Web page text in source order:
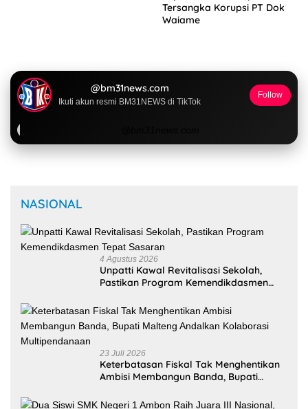
Tersangka Korupsi PT Dok
Waiame
@bm31news.com
Ikuti akun resmi BM31NEWS di TikTok
Follow
NASIONAL
4 Agustus 2026
Unpatti Kawal Revitalisasi Sekolah,
Pastikan Program Kemendikdasmen
23 Juli 2026
Keterbatasan Fiskal Tak Menghentikan
Ambisi Membangun Banda, Bupati
Multipendanaan